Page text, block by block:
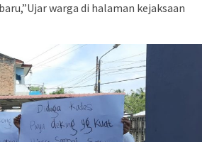
warga di halaman kejaksaan